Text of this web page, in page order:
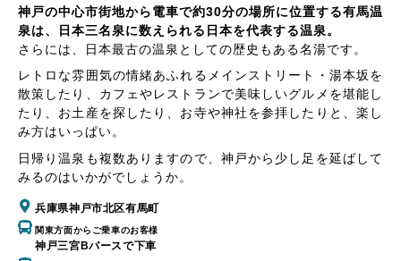
神戸の中心市街地から電車で約30分の場所に位置する有馬温
泉は、日本三名泉に数えられる日本を代表する温泉。
さらには、日本最古の温泉としての歴史もある名湯です。
レトロな雰囲気の情緒あふれるメインストリート・湯本坂を
散策したり、カフェやレストランで美味しいグルメを堪能し
たり、お土産を探したり、お寺や神社を参拝したりと、楽し
み方はいっぱい。
日帰り温泉も複数ありますので、神戸から少し足を延ばして
みるのはいかがでしょうか。
兵庫県神戸市北区有馬町
関東方面からご乗車のお客様
神戸三宮Bバースで下車